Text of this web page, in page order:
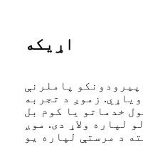
اړیکه
پاملرنې
زموږ د تجربه
خدماتو یا کوم بل
لپاره ولاړ دی. موږ